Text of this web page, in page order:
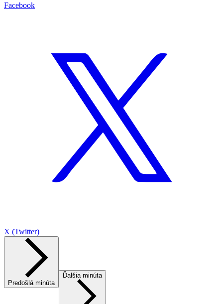
Facebook
X (Twitter)
Predošlá minúta
Ďalšia minúta